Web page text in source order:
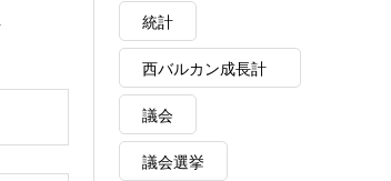
統計
西バルカン成長計
画
議会
議会選挙